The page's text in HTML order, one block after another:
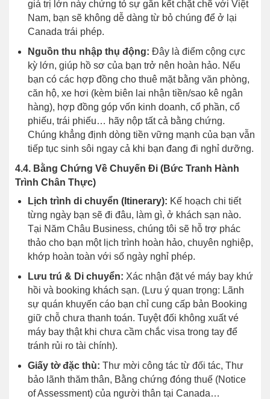
giá trị lớn này chứng tỏ sự gắn kết chặt chẽ với Việt
Nam, bạn sẽ không dễ dàng từ bỏ chúng để ở lại
Canada trái phép.
Nguồn thu nhập thụ động: Đây là điểm cộng cực
kỳ lớn, giúp hồ sơ của bạn trở nên hoàn hảo. Nếu
bạn có các hợp đồng cho thuê mặt bằng văn phòng,
căn hộ, xe hơi (kèm biên lai nhận tiền/sao kê ngân
hàng), hợp đồng góp vốn kinh doanh, cổ phần, cổ
phiếu, trái phiếu… hãy nộp tất cả bằng chứng.
Chúng khẳng định dòng tiền vững mạnh của bạn vẫn
tiếp tục sinh sôi ngay cả khi bạn đang đi nghỉ dưỡng.
4.4. Bằng Chứng Về Chuyến Đi (Bức Tranh Hành
Trình Chân Thực)
Lịch trình di chuyển (Itinerary): Kế hoạch chi tiết
từng ngày bạn sẽ đi đâu, làm gì, ở khách sạn nào.
Tại Năm Châu Business, chúng tôi sẽ hỗ trợ phác
thảo cho bạn một lịch trình hoàn hảo, chuyên nghiệp,
khớp hoàn toàn với số ngày nghỉ phép.
Lưu trú & Di chuyển: Xác nhận đặt vé máy bay khứ
hồi và booking khách sạn. (Lưu ý quan trọng: Lãnh
sự quán khuyến cáo bạn chỉ cung cấp bản Booking
giữ chỗ chưa thanh toán. Tuyệt đối không xuất vé
máy bay thật khi chưa cầm chắc visa trong tay để
tránh rủi ro tài chính).
Giấy tờ đặc thù: Thư mời công tác từ đối tác, Thư
bảo lãnh thăm thân, Bằng chứng đóng thuế (Notice
of Assessment) của người thân tại Canada…